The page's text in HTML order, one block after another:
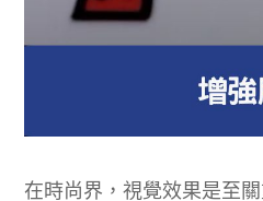
在時尚界，視覺效果是至關